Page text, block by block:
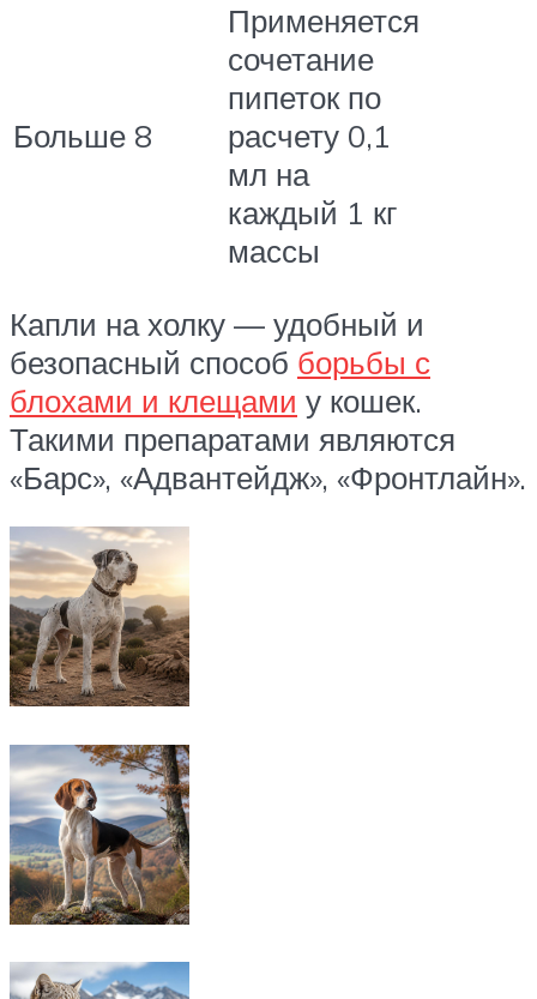
Больше 8
Применяется
сочетание
пипеток по
расчету 0,1
мл на
каждый 1 кг
массы
Капли на холку — удобный и
безопасный способ борьбы с
блохами и клещами у кошек.
Такими препаратами являются
«Барс», «Адвантейдж», «Фронтлайн».